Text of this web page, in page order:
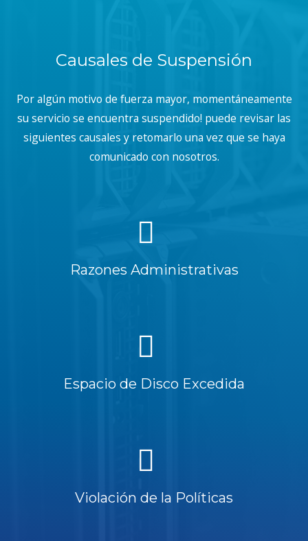
Causales de Suspensión
Por algún motivo de fuerza mayor, momentáneamente
su servicio se encuentra suspendido! puede revisar las
siguientes causales y retomarlo una vez que se haya
comunicado con nosotros.
Razones Administrativas
Espacio de Disco Excedida
Violación de la Políticas